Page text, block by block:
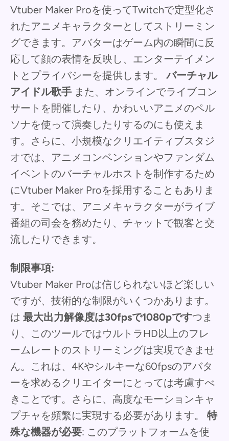
Vtuber Maker Proを使ってTwitchで定型化さ
れたアニメキャラクターとしてストリーミン
グできます。アバターはゲーム内の瞬間に反
応して顔の表情を反映し、エンターテイメン
トとプライバシーを提供します。バーチャル
アイドル歌手 また、オンラインでライブコン
サートを開催したり、かわいいアニメのペル
ソナを使って演奏したりするのにも使えま
す。さらに、小規模なクリエイティブスタジ
オでは、アニメコンベンションやファンダム
イベントのバーチャルホストを制作するため
にVtuber Maker Proを採用することもありま
す。そこでは、アニメキャラクターがライブ
番組の司会を務めたり、チャットで観客と交
流したりできます。
制限事項:
Vtuber Maker Proは信じられないほど楽しい
ですが、技術的な制限がいくつかあります。
は 最大出力解像度は30fpsで1080pですつま
り、このツールではウルトラHD以上のフレ
ームレートのストリーミングは実現できませ
ん。これは、4Kやシルキーな60fpsのアバタ
ーを求めるクリエイターにとっては考慮すべ
きことです。さらに、高度なモーションキャ
プチャを頻繁に実現する必要があります。 特
殊な機器が必要: このプラットフォームを使